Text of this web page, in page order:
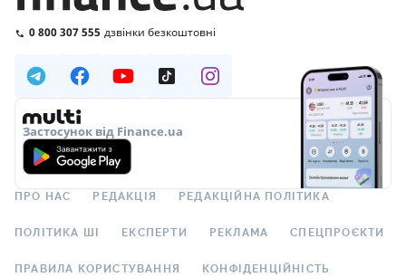
0 800 307 555 дзвінки безкоштовні
Застосунок від Finance.ua
ПРО НАС РЕДАКЦІЯ РЕДАКЦІЙНА ПОЛІТИКА
ПОЛІТИКА ШІ ЕКСПЕРТИ РЕКЛАМА СПЕЦПРОЄКТИ
ПРАВИЛА КОРИСТУВАННЯ КОНФІДЕНЦІЙНІСТЬ